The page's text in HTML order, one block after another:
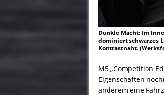
Dunkle Macht: Im
dominiert schwarzes
Kontrastnaht.
M5 „Competition
Eigenschaften
anderem eine